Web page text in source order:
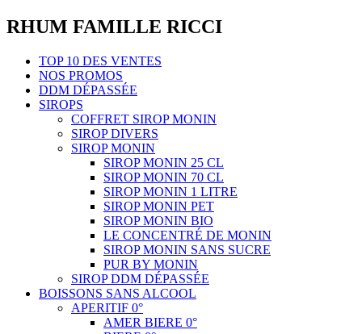
RHUM FAMILLE RICCI
TOP 10 DES VENTES
NOS PROMOS
DDM DÉPASSÉE
SIROPS
COFFRET SIROP MONIN
SIROP DIVERS
SIROP MONIN
SIROP MONIN 25 CL
SIROP MONIN 70 CL
SIROP MONIN 1 LITRE
SIROP MONIN PET
SIROP MONIN BIO
LE CONCENTRÉ DE MONIN
SIROP MONIN SANS SUCRE
PUR BY MONIN
SIROP DDM DÉPASSÉE
BOISSONS SANS ALCOOL
APERITIF 0°
AMER BIERE 0°